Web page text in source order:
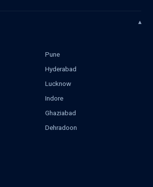
Pune
Hyderabad
Lucknow
Indore
Ghaziabad
Dehradoon